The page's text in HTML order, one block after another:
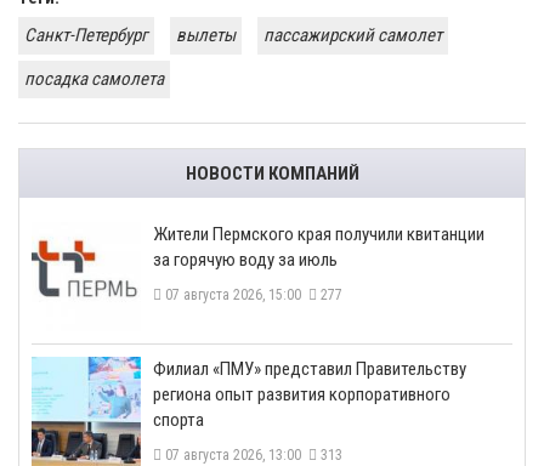
Санкт-Петербург
вылеты
пассажирский самолет
посадка самолета
НОВОСТИ КОМПАНИЙ
​Жители Пермского края получили квитанции
за горячую воду за июль
07 августа 2026, 15:00 277
​Филиал «ПМУ» представил Правительству
региона опыт развития корпоративного
спорта
07 августа 2026, 13:00 313